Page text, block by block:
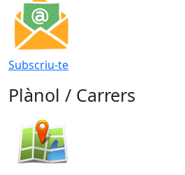
Subscriu-te
Plànol / Carrers